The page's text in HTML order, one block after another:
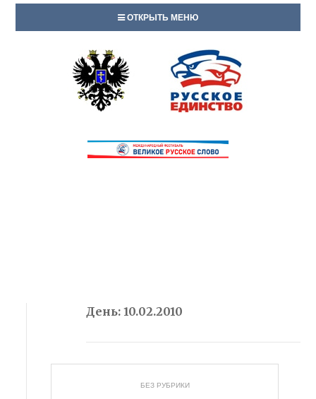
ОТКРЫТЬ МЕНЮ
День:10.02.2010
БЕЗ РУБРИКИ